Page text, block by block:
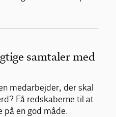
samtaler med
medarbejder, der skal
Få redskaberne til at
på en god måde.